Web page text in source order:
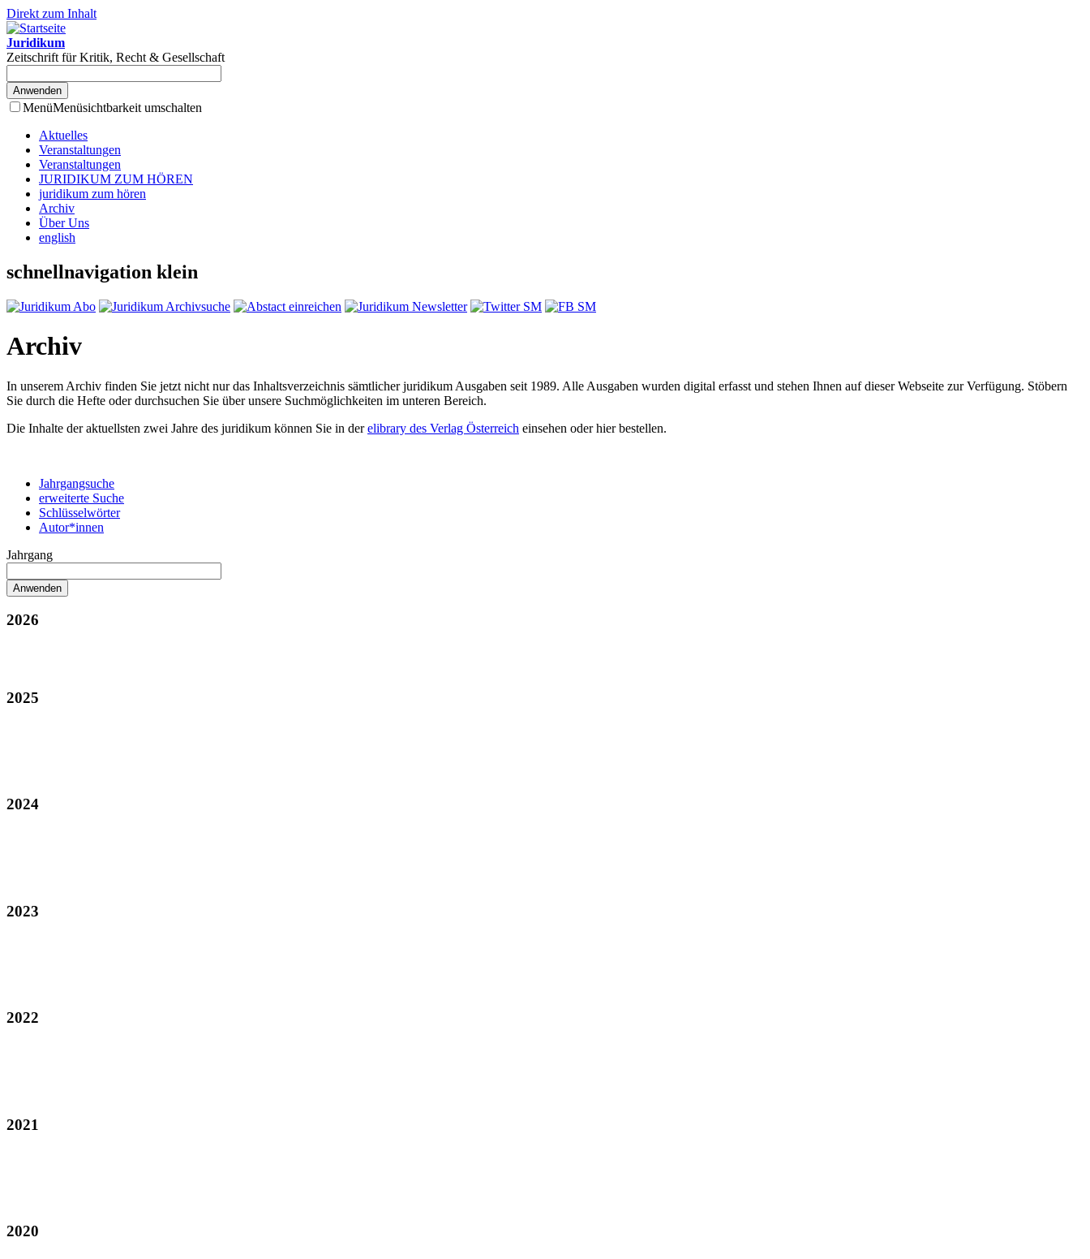
Direkt zum Inhalt
Juridikum
Zeitschrift für Kritik, Recht & Gesellschaft
MenüMenüsichtbarkeit umschalten
Aktuelles
Veranstaltungen
Veranstaltungen
JURIDIKUM ZUM HÖREN
juridikum zum hören
Archiv
Über Uns
english
schnellnavigation klein
Archiv
In unserem Archiv finden Sie jetzt nicht nur das Inhaltsverzeichnis sämtlicher juridikum Ausgaben seit 1989. Alle Ausgaben wurden digital erfasst und stehen Ihnen auf dieser Webseite zur Verfügung. Stöbern
Sie durch die Hefte oder durchsuchen Sie über unsere Suchmöglichkeiten im unteren Bereich.
Die Inhalte der aktuellsten zwei Jahre des juridikum können Sie in derelibrary des Verlag Österreich einsehen oder hier bestellen.
Jahrgangsuche
erweiterte Suche
Schlüsselwörter
Autor*innen
Jahrgang
2026
2025
2024
2023
2022
2021
2020